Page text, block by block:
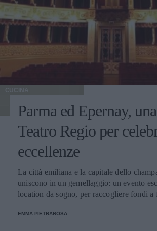
CUCINA
Parma ed Epernay,
Teatro Regio per
eccellenze
La città emiliana e la capitale dello
uniscono in un gemellaggio: un evento
location da sogno, per raccogliere fondi a
EMMA PIETRAROSA